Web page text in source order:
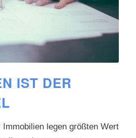
IST DER
legen größten Wert